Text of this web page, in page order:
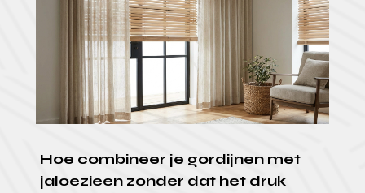
Hoe combineer je gordijnen met
jaloezieen zonder dat het druk